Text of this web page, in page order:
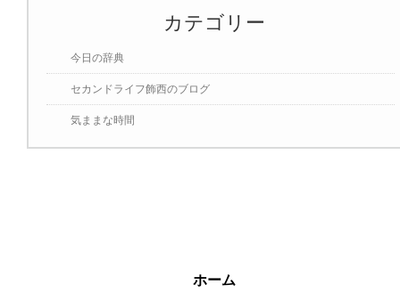
カテゴリー
今日の辞典
セカンドライフ飾西のブログ
気ままな時間
ホーム